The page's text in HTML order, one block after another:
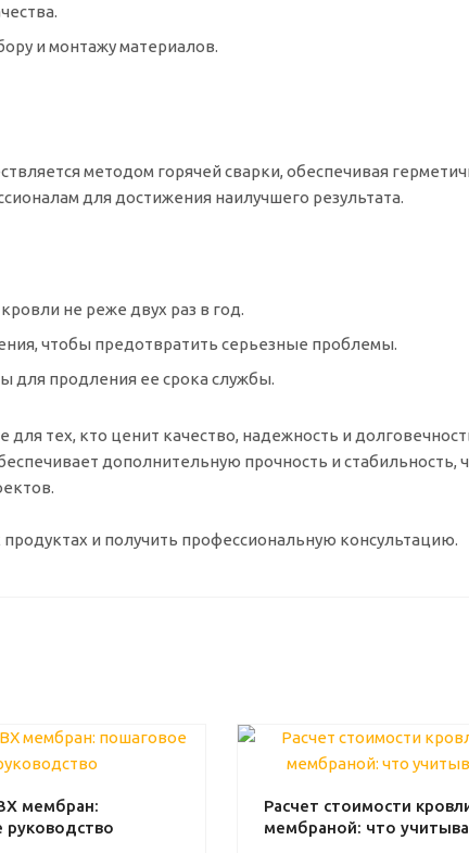
и монтажу материалов.
методом горячей сварки, обеспечивая
для достижения наилучшего результата.
не реже двух раз в год.
чтобы предотвратить серьезные проблемы.
для продления ее срока службы.
тех, кто ценит качество, надежность и
дополнительную прочность и стабильность,
и получить профессиональную консультацию.
мембран:
руководство
Расчет стоимости
мембраной: что